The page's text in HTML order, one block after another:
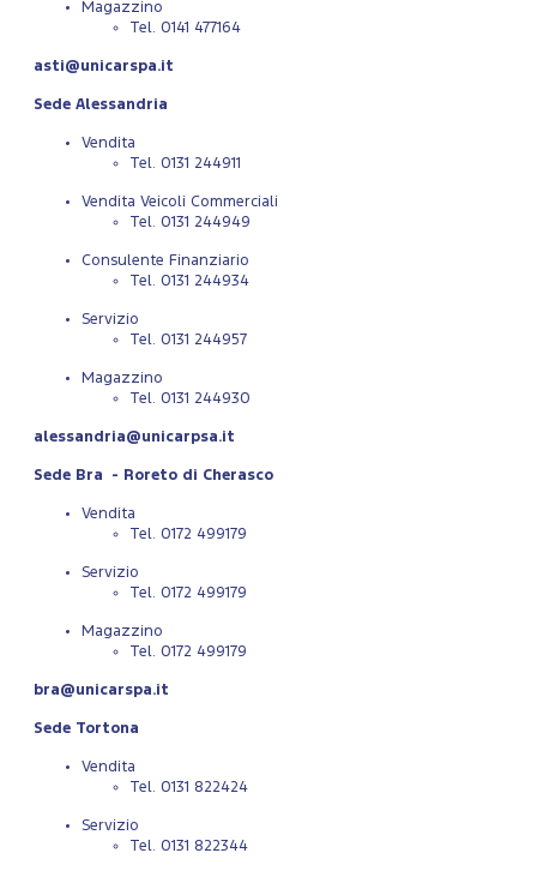
Magazzino
Tel. 0141 477164
asti@unicarspa.it
Sede Alessandria
Vendita
Tel. 0131 244911
Vendita Veicoli Commerciali
Tel. 0131 244949
Consulente Finanziario
Tel. 0131 244934
Servizio
Tel. 0131 244957
Magazzino
Tel. 0131 244930
alessandria@unicarpsa.it
Sede Bra - Roreto di Cherasco
Vendita
Tel. 0172 499179
Servizio
Tel. 0172 499179
Magazzino
Tel. 0172 499179
bra@unicarspa.it
Sede Tortona
Vendita
Tel. 0131 822424
Servizio
Tel. 0131 822344